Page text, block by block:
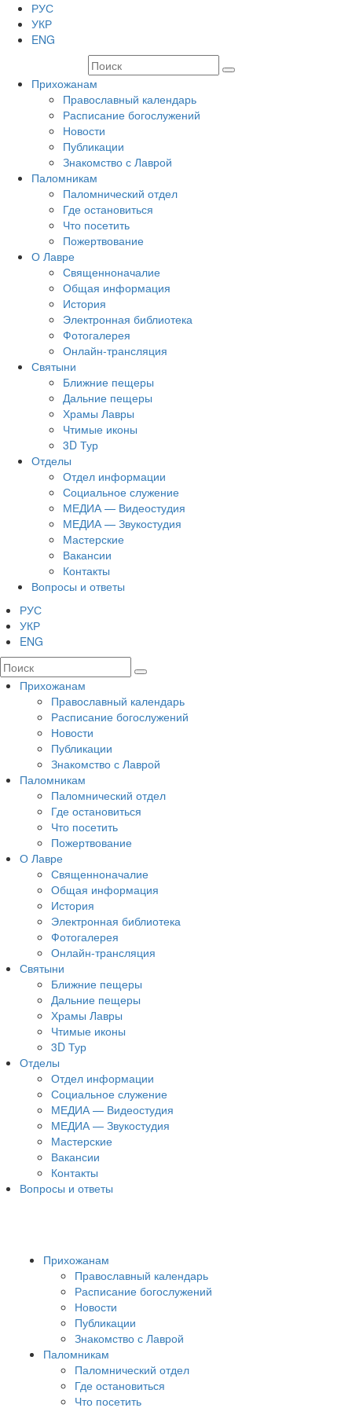
РУС
УКР
ENG
Прихожанам
Православный календарь
Расписание богослужений
Новости
Публикации
Знакомство с Лаврой
Паломникам
Паломнический отдел
Где остановиться
Что посетить
Пожертвование
О Лавре
Священноначалие
Общая информация
История
Электронная библиотека
Фотогалерея
Онлайн-трансляция
Святыни
Ближние пещеры
Дальние пещеры
Храмы Лавры
Чтимые иконы
3D Тур
Отделы
Отдел информации
Социальное служение
МЕДИА — Видеостудия
МЕДИА — Звукостудия
Мастерские
Вакансии
Контакты
Вопросы и ответы
РУС
УКР
ENG
Прихожанам
Православный календарь
Расписание богослужений
Новости
Публикации
Знакомство с Лаврой
Паломникам
Паломнический отдел
Где остановиться
Что посетить
Пожертвование
О Лавре
Священноначалие
Общая информация
История
Электронная библиотека
Фотогалерея
Онлайн-трансляция
Святыни
Ближние пещеры
Дальние пещеры
Храмы Лавры
Чтимые иконы
3D Тур
Отделы
Отдел информации
Социальное служение
МЕДИА — Видеостудия
МЕДИА — Звукостудия
Мастерские
Вакансии
Контакты
Вопросы и ответы
Прихожанам
Православный календарь
Расписание богослужений
Новости
Публикации
Знакомство с Лаврой
Паломникам
Паломнический отдел
Где остановиться
Что посетить